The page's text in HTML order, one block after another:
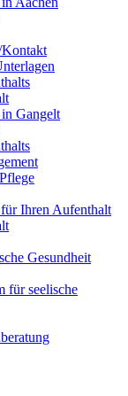
Kontakt
Gangelt
Ihren Aufenthalt
Gesundheit
für seelische